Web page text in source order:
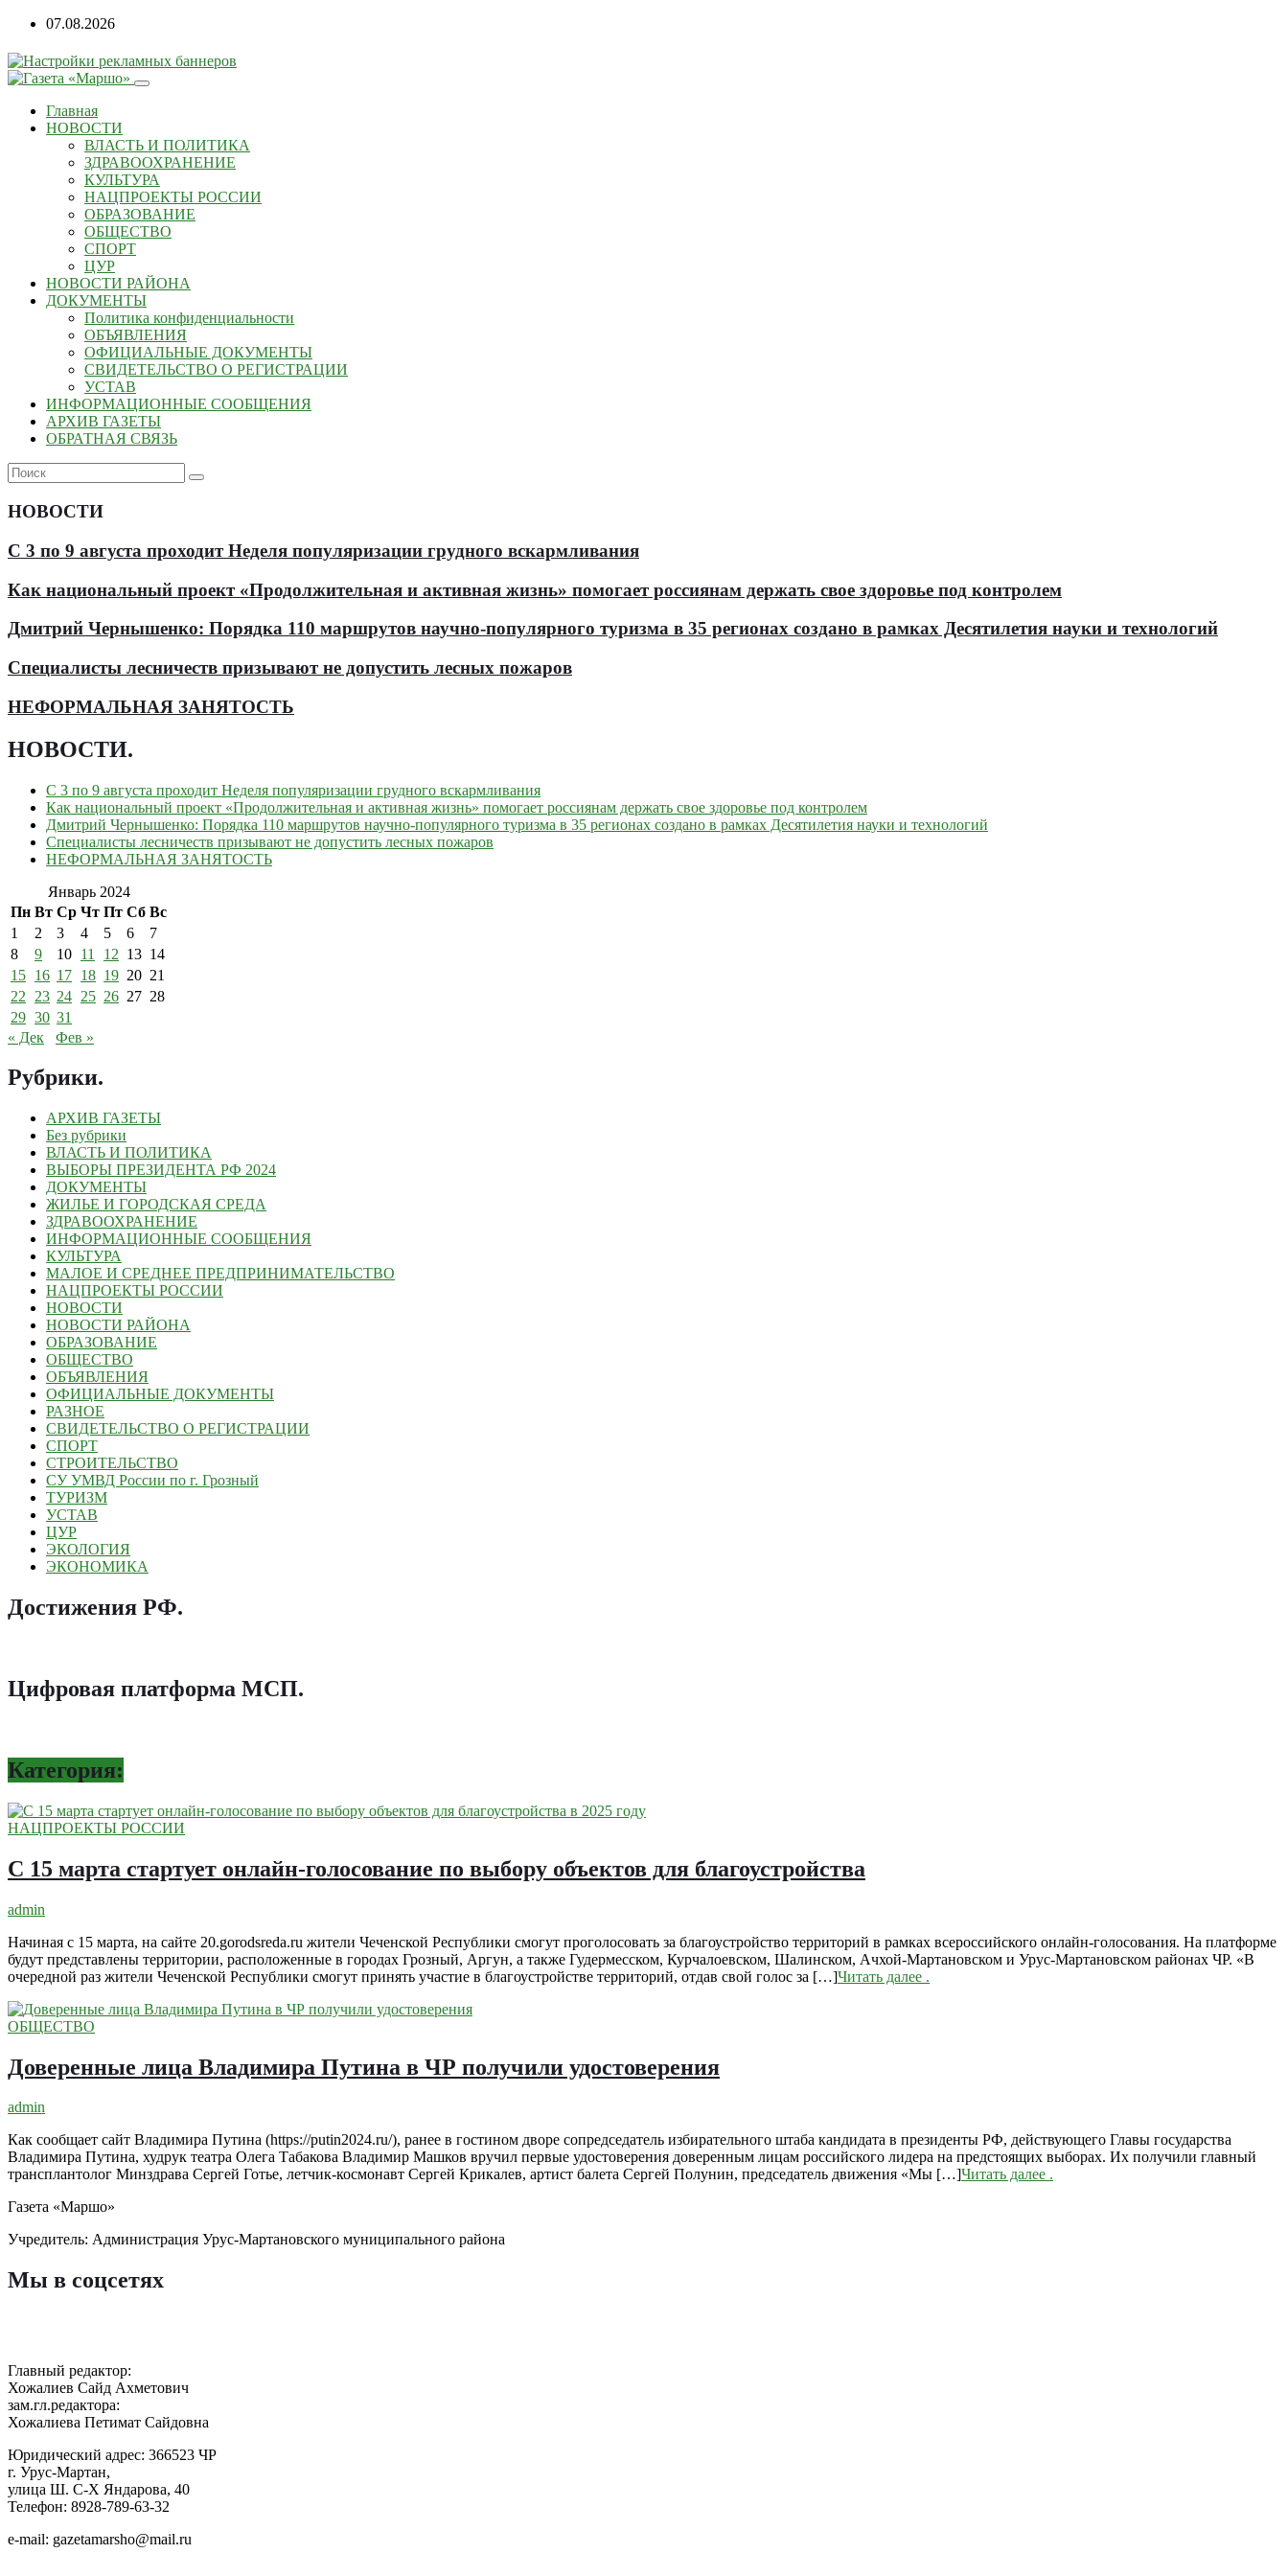
07.08.2026
Главная
НОВОСТИ
ВЛАСТЬ И ПОЛИТИКА
ЗДРАВООХРАНЕНИЕ
КУЛЬТУРА
НАЦПРОЕКТЫ РОССИИ
ОБРАЗОВАНИЕ
ОБЩЕСТВО
СПОРТ
ЦУР
НОВОСТИ РАЙОНА
ДОКУМЕНТЫ
Политика конфиденциальности
ОБЪЯВЛЕНИЯ
ОФИЦИАЛЬНЫЕ ДОКУМЕНТЫ
СВИДЕТЕЛЬСТВО О РЕГИСТРАЦИИ
УСТАВ
ИНФОРМАЦИОННЫЕ СООБЩЕНИЯ
АРХИВ ГАЗЕТЫ
ОБРАТНАЯ СВЯЗЬ
НОВОСТИ
С 3 по 9 августа проходит Неделя популяризации грудного вскармливания
Как национальный проект «Продолжительная и активная жизнь» помогает россиянам держать свое здоровье под контролем
Дмитрий Чернышенко: Порядка 110 маршрутов научно-популярного туризма в 35 регионах создано в рамках Десятилетия науки и технологий
Специалисты лесничеств призывают не допустить лесных пожаров
НЕФОРМАЛЬНАЯ ЗАНЯТОСТЬ
НОВОСТИ.
С 3 по 9 августа проходит Неделя популяризации грудного вскармливания
Как национальный проект «Продолжительная и активная жизнь» помогает россиянам держать свое здоровье под контролем
Дмитрий Чернышенко: Порядка 110 маршрутов научно-популярного туризма в 35 регионах создано в рамках Десятилетия науки и технологий
Специалисты лесничеств призывают не допустить лесных пожаров
НЕФОРМАЛЬНАЯ ЗАНЯТОСТЬ
Январь 2024
Пн Вт Ср Чт Пт Сб Вс
1
2 3 4 5 6
7
8
9 10 11 12 13 14
15 16 17 18 19 20 21
22
23 24 25 26 27 28
29 30 31
« Дек
Фев »
Рубрики.
АРХИВ ГАЗЕТЫ
Без рубрики
ВЛАСТЬ И ПОЛИТИКА
ВЫБОРЫ ПРЕЗИДЕНТА РФ 2024
ДОКУМЕНТЫ
ЖИЛЬЕ И ГОРОДСКАЯ СРЕДА
ЗДРАВООХРАНЕНИЕ
ИНФОРМАЦИОННЫЕ СООБЩЕНИЯ
КУЛЬТУРА
МАЛОЕ И СРЕДНЕЕ ПРЕДПРИНИМАТЕЛЬСТВО
НАЦПРОЕКТЫ РОССИИ
НОВОСТИ
НОВОСТИ РАЙОНА
ОБРАЗОВАНИЕ
ОБЩЕСТВО
ОБЪЯВЛЕНИЯ
ОФИЦИАЛЬНЫЕ ДОКУМЕНТЫ
РАЗНОЕ
СВИДЕТЕЛЬСТВО О РЕГИСТРАЦИИ
СПОРТ
СТРОИТЕЛЬСТВО
СУ УМВД России по г. Грозный
ТУРИЗМ
УСТАВ
ЦУР
ЭКОЛОГИЯ
ЭКОНОМИКА
Достижения РФ.
Цифровая платформа МСП.
Категория:
НАЦПРОЕКТЫ РОССИИ
С 15 марта стартует онлайн-голосование по выбору объектов для благоустройства
admin
Начиная с 15 марта, на сайте 20.gorodsreda.ru жители Чеченской Республики смогут проголосовать за благоустройство территорий в рамках всероссийского онлайн-голосования. На платформе
будут представлены территории, расположенные в городах Грозный, Аргун, а также Гудермесском, Курчалоевском, Шалинском, Ачхой-Мартановском и Урус-Мартановском районах ЧР. «В
очередной раз жители Чеченской Республики смогут принять участие в благоустройстве территорий, отдав свой голос за […]Читать далее .
ОБЩЕСТВО
Доверенные лица Владимира Путина в ЧР получили удостоверения
admin
Как сообщает сайт Владимира Путина (https://putin2024.ru/), ранее в гостином дворе сопредседатель избирательного штаба кандидата в президенты РФ, действующего Главы государства
Владимира Путина, худрук театра Олега Табакова Владимир Машков вручил первые удостоверения доверенным лицам российского лидера на предстоящих выборах. Их получили главный
трансплантолог Минздрава Сергей Готье, летчик-космонавт Сергей Крикалев, артист балета Сергей Полунин, председатель движения «Мы […]Читать далее .
Газета «Маршо»
Учредитель: Администрация Урус-Мартановского муниципального района
Мы в соцсетях
Главный редактор:
Хожалиев Сайд Ахметович
зам.гл.редактора:
Хожалиева Петимат Сайдовна
Юридический адрес: 366523 ЧР
г. Урус-Мартан,
улица Ш. С-Х Яндарова, 40
Телефон: 8928-789-63-32
e-mail: gazetamarsho@mail.ru